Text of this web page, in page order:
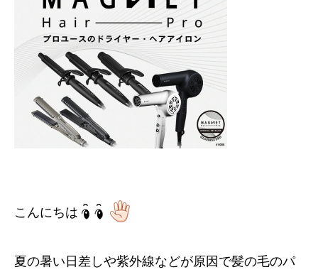
こんにちは
夏の暑い日差しや紫外線などが原因で髪の毛のパ